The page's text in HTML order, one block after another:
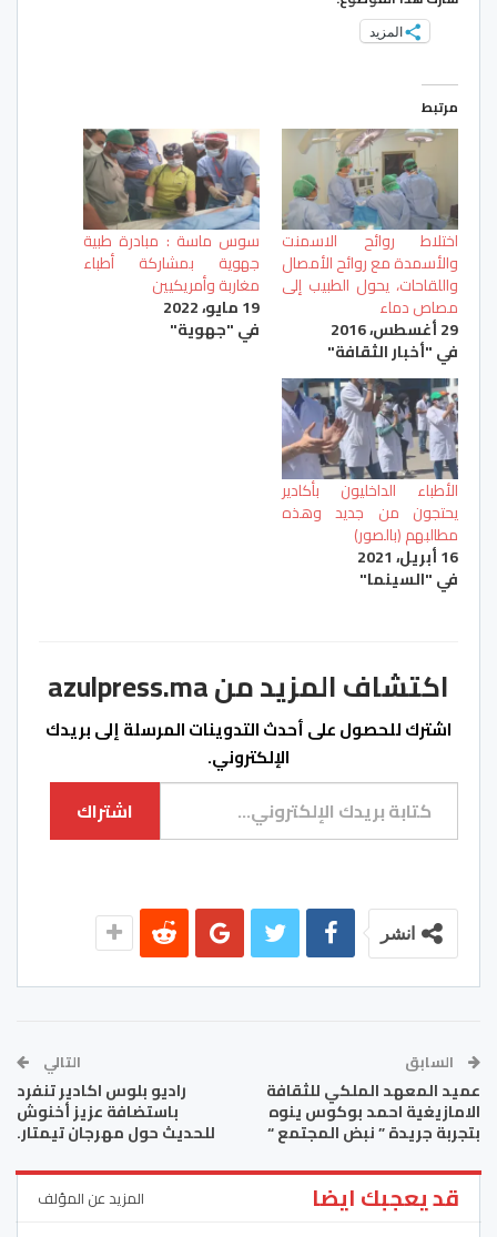
المزيد
مرتبط
اختلاط روائح الاسمنت
والأسمدة مع روائح الأمصال
واللقاحات، يحول الطبيب إلى
مصاص دماء
29 أغسطس، 2016
في "أخبار الثقافة"
سوس ماسة : مبادرة طبية
جهوية بمشاركة أطباء
مغاربة وأمريكيين
19 مايو، 2022
في "جهوية"
الأطباء الداخليون بأكادير
يحتجون من جديد وهذه
مطالبهم (بالصور)
16 أبريل، 2021
في "السينما"
اكتشاف المزيد من azulpress.ma
اشترك للحصول على أحدث التدوينات المرسلة إلى بريدك
الإلكتروني.
كتابة بريدك الإلكتروني...
اشتراك
انشر
السابق
عميد المعهد الملكي للثقافة
الامازيغية احمد بوكوس ينوه
بتجربة جريدة ” نبض المجتمع “
التالي
راديو بلوس اكادير تنفرد
باستضافة عزيز أخنوش
للحديث حول مهرجان تيمتار.
قد يعجبك ايضا المزيد عن المؤلف